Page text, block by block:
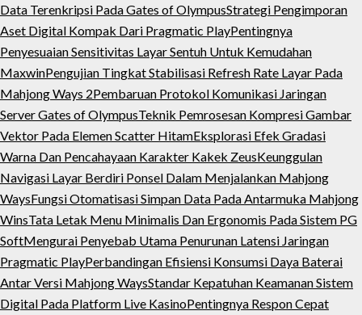
Data Terenkripsi Pada Gates of OlympusStrategi Pengimporan
Aset Digital Kompak Dari Pragmatic PlayPentingnya
Penyesuaian Sensitivitas Layar Sentuh Untuk Kemudahan
MaxwinPengujian Tingkat Stabilisasi Refresh Rate Layar Pada
Mahjong Ways 2Pembaruan Protokol Komunikasi Jaringan
Server Gates of OlympusTeknik Pemrosesan Kompresi Gambar
Vektor Pada Elemen Scatter HitamEksplorasi Efek Gradasi
Warna Dan Pencahayaan Karakter Kakek ZeusKeunggulan
Navigasi Layar Berdiri Ponsel Dalam Menjalankan Mahjong
WaysFungsi Otomatisasi Simpan Data Pada Antarmuka Mahjong
WinsTata Letak Menu Minimalis Dan Ergonomis Pada Sistem PG
SoftMengurai Penyebab Utama Penurunan Latensi Jaringan
Pragmatic PlayPerbandingan Efisiensi Konsumsi Daya Baterai
Antar Versi Mahjong WaysStandar Kepatuhan Keamanan Sistem
Digital Pada Platform Live KasinoPentingnya Respon Cepat